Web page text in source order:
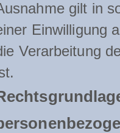
gilt in
Einwilligung
Verarbeitung